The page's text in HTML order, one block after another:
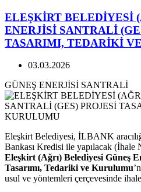
ELEŞKİRT BELEDİYESİ
ENERJİSİ SANTRALİ
TASARIMI, TEDARİKİ
03.03.2026
GÜNEŞ ENERJİSİ SANTRALİ
Eleşkirt Belediyesi, İLBANK
Bankası Kredisi ile yapılacak
Eleşkirt (Ağrı) Belediyesi Güneş
Tasarımı, Tedariki ve Kurulumu
usul ve yöntemleri çerçevesinde